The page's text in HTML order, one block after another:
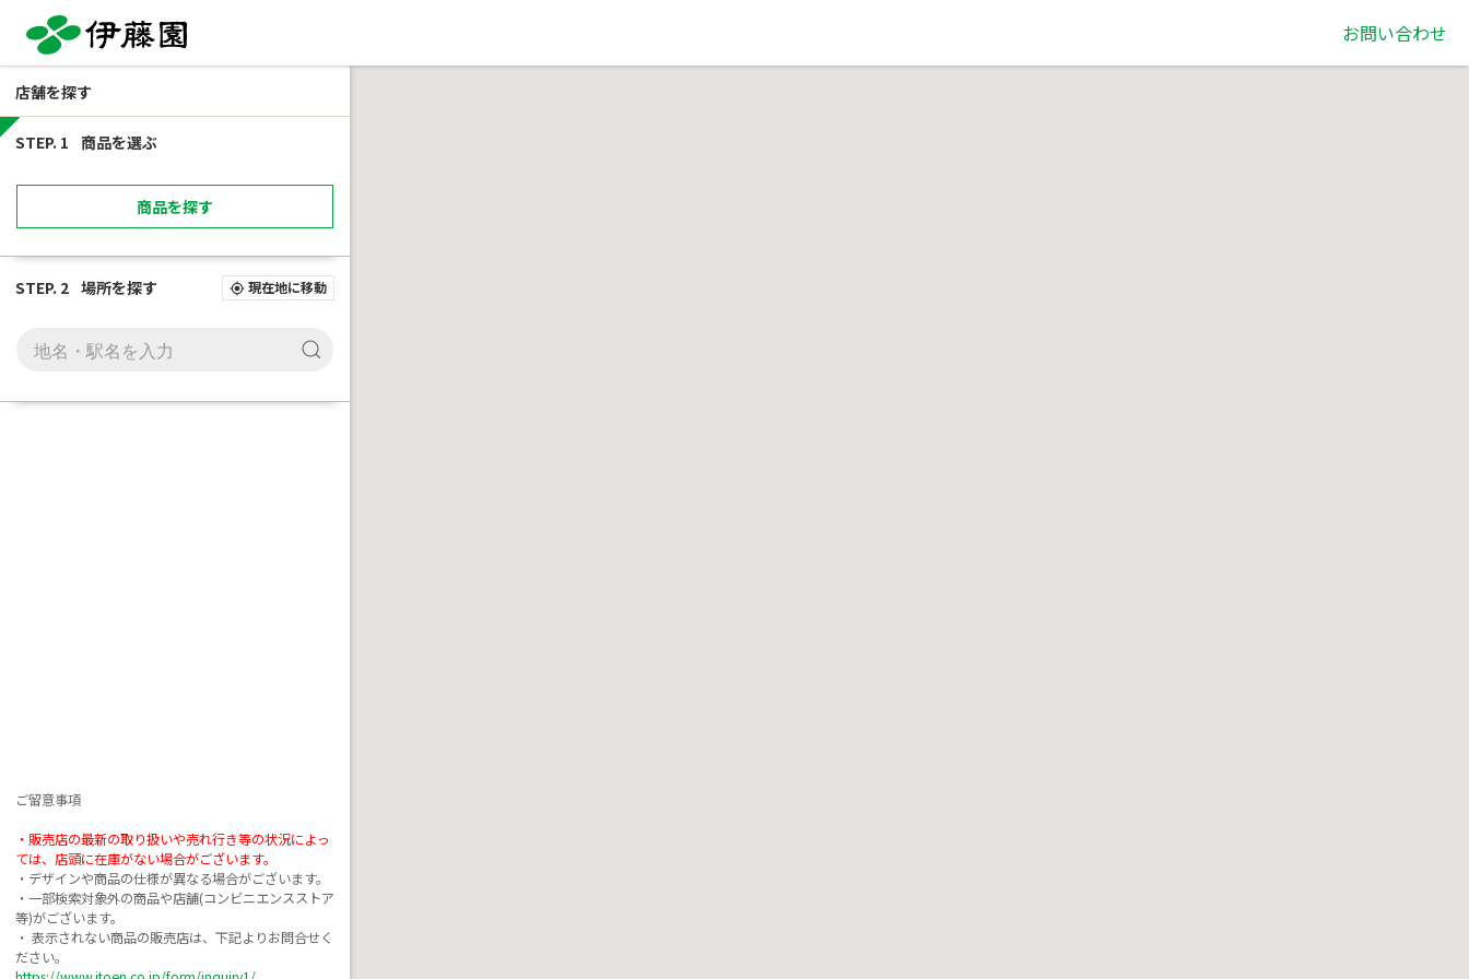
店舗を探す
STEP. 1 商品を選ぶ
商品を探す
STEP. 2 場所を探す my_location 現在地に移動
ご留意事項
・販売店の最新の取り扱いや売れ行き等の状況によっ
ては、店頭に在庫がない場合がございます。
・デザインや商品の仕様が異なる場合がございます。
・一部検索対象外の商品や店舗(コンビニエンスストア
等)がございます。
・ 表示されない商品の販売店は、下記よりお問合せく